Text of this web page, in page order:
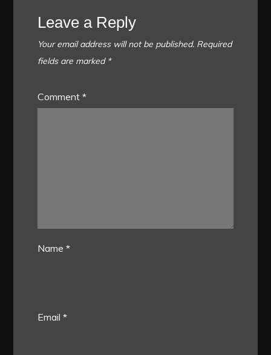
Leave a Reply
Your email address will not be published. Required
fields are marked *
Comment*
Name*
Email*